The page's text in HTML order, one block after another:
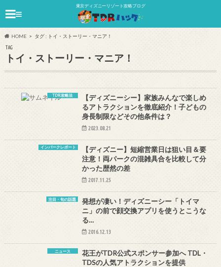
東京ディズニーリゾート攻略ブログ
≡
HOME タグ : トイ・ストーリー・マニア！
TAG
トイ・ストーリー・マニア！
TDR攻略法
【ディズニーシー】家族みんなで楽しめ
るアトラクションを徹底紹介！子どもの
身長制限などその他条件は？
2023.08.21
インパークレポート
【ディズニー】短縮営業日は狙い目＆要
注意！両パークの混雑具合を比較して分
かった歴然の差
2017.11.25
注目・旬の話題
発想が凄い！ディズニーシー「トイマ
ニ」の前で顔交換アプリを使うとこうな
る…
2016.12.13
ニュース
花王がTDR公式スポンサー参加へ TDL・
TDSの人気アトラクションを提供